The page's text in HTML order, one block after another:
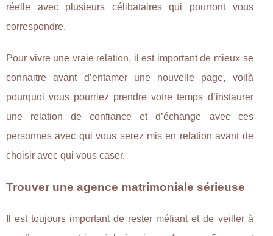
réelle avec plusieurs célibataires qui pourront vous
correspondre.
Pour vivre une vraie relation, il est important de mieux se
connaitre avant d’entamer une nouvelle page, voilà
pourquoi vous pourriez prendre votre temps d’instaurer
une relation de confiance et d’échange avec ces
personnes avec qui vous serez mis en relation avant de
choisir avec qui vous caser.
Trouver une agence matrimoniale sérieuse
Il est toujours important de rester méfiant et de veiller à